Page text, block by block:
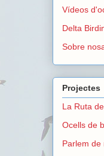
Vídeos
Delta
Sobre
Projectes
La Ruta
Ocells de
Parlem de